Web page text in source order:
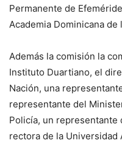
Permanente de
Academia Dominicana de
Además la comisión la
Instituto Duartiano, el
Nación, una
representante del
Policía, un
rectora de la Universidad